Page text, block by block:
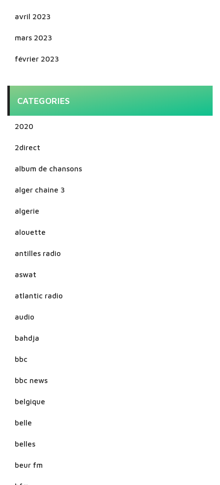
avril 2023
mars 2023
février 2023
CATEGORIES
2020
2direct
album de chansons
alger chaine 3
algerie
alouette
antilles radio
aswat
atlantic radio
audio
bahdja
bbc
bbc news
belgique
belle
belles
beur fm